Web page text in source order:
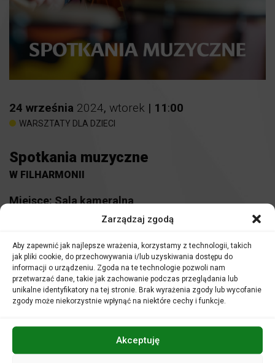
Zarządzaj zgodą
Aby zapewnić jak najlepsze wrażenia, korzystamy z technologii, takich
jak pliki cookie, do przechowywania i/lub uzyskiwania dostępu do
informacji o urządzeniu. Zgoda na te technologie pozwoli nam
przetwarzać dane, takie jak zachowanie podczas przeglądania lub
unikalne identyfikatory na tej stronie. Brak wyrażenia zgody lub wycofanie
zgody może niekorzystnie wpłynąć na niektóre cechy i funkcje.
Akceptuję
24 września 2024, wtorek | 11:00
WARSZTATY DLA DZIECI
Spotkania muzyczne
W FILHARMONII
Miejsce:Sala kameralna
Nauczyciele i opiekunowie grup uczestniczą w zajęciach
nieodpłatnie.
tam gra. A co dokładnie?
Zapraszamy na lekcję lub audycję muzyczną w Sali
kameralnej Filharmonii Opolskiej. Zajęcia urozmaicone